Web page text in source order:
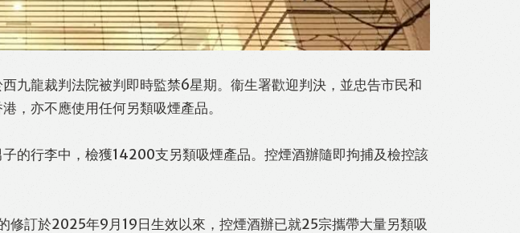
九龍裁判法院被判即時監禁6星期。衞生署歡迎判決，並忠告市民和
，亦不應使用任何另類吸煙產品。
的行李中，檢獲14200支另類吸煙產品。控煙酒辦隨即拘捕及檢控該
訂於2025年9月19日生效以來，控煙酒辦已就25宗攜帶大量另類吸